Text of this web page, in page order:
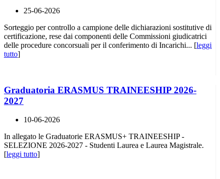
25-06-2026
Sorteggio per controllo a campione delle dichiarazioni sostitutive di
certificazione, rese dai componenti delle Commissioni giudicatrici
delle procedure concorsuali per il conferimento di Incarichi... [leggi
tutto]
Graduatoria ERASMUS TRAINEESHIP 2026-
2027
10-06-2026
In allegato le Graduatorie ERASMUS+ TRAINEESHIP -
SELEZIONE 2026-2027 - Studenti Laurea e Laurea Magistrale.
[leggi tutto]